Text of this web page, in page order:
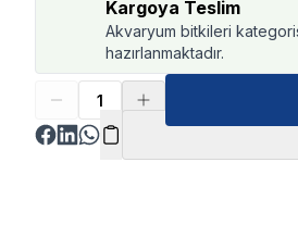
Kargoya Teslim
Akvaryum bitkileri
hazırlanmaktadır.